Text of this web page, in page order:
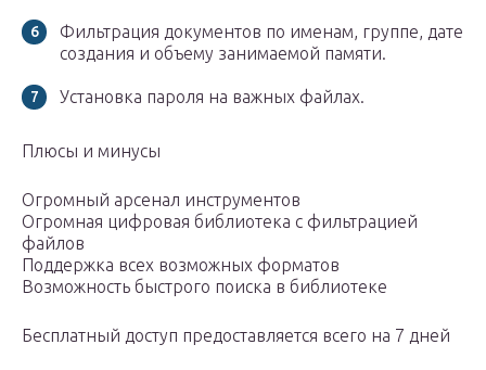
Фильтрация документов по именам, группе, дате
создания и объему занимаемой памяти.
Установка пароля на важных файлах.
Плюсы и минусы
Огромный арсенал инструментов
Огромная цифровая библиотека с фильтрацией
файлов
Поддержка всех возможных форматов
Возможность быстрого поиска в библиотеке
Бесплатный доступ предоставляется всего на 7 дней